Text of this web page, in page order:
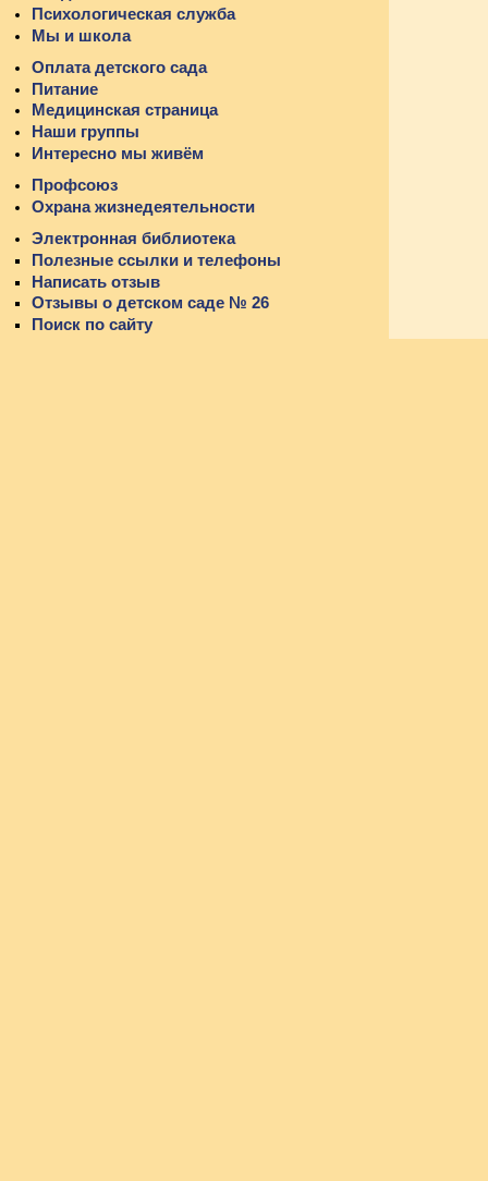
Психологическая служба
Мы и школа
Оплата детского сада
Питание
Медицинская страница
Наши группы
Интересно мы живём
Профсоюз
Охрана жизнедеятельности
Электронная библиотека
Полезные ссылки и телефоны
Написать отзыв
Отзывы о детском саде № 26
Поиск по сайту